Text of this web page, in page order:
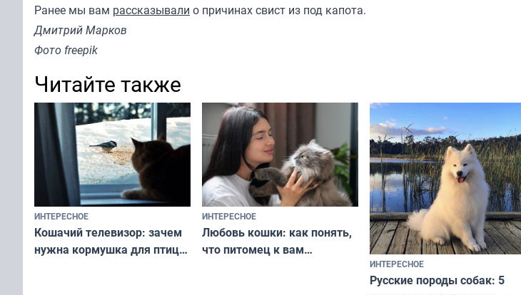
Ранее мы вам рассказывали о причинах свист из под капота.
Дмитрий Марков
Фото freepik
Читайте также
ИНТЕРЕСНОЕ
Кошачий телевизор: зачем
нужна кормушка для птиц
ИНТЕРЕСНОЕ
Любовь кошки: как понять,
что питомец к вам
ИНТЕРЕСНОЕ
Русские породы собак: 5